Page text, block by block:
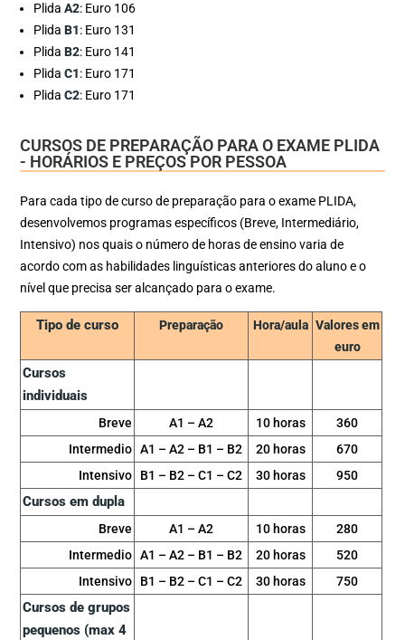
Plida A2: Euro 106
Plida B1: Euro 131
Plida B2: Euro 141
Plida C1: Euro 171
Plida C2: Euro 171
CURSOS DE PREPARAÇÃO PARA O EXAME PLIDA
- HORÁRIOS E PREÇOS POR PESSOA
Para cada tipo de curso de preparação para o exame PLIDA,
desenvolvemos programas específicos (Breve, Intermediário,
Intensivo) nos quais o número de horas de ensino varia de
acordo com as habilidades linguísticas anteriores do aluno e o
nível que precisa ser alcançado para o exame.
Tipo de curso Preparação Hora/aula Valores em
euro
Cursos
individuais
Breve A1 – A2 10 horas
360
Intermedio A1 – A2 – B1 – B2 20 horas
670
Intensivo
B1 – B2 – C1 – C2 30 horas 950
Cursos em dupla
Breve A1 – A2 10 horas
280
Intermedio A1 – A2 – B1 – B2 20 horas
520
Intensivo
B1 – B2 – C1 – C2 30 horas 750
Cursos de grupos
pequenos (max 4